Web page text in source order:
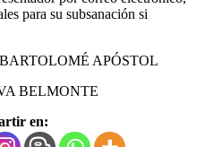
para su subsanación si
APÓSTOL
BELMONTE
en: